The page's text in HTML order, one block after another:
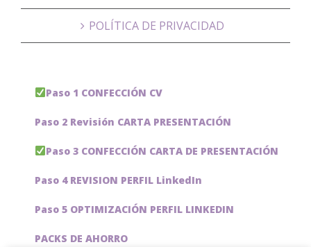
POLÍTICA DE PRIVACIDAD
Paso 1 CONFECCIÓN CV
Paso 2 Revisión CARTA PRESENTACIÓN
Paso 3 CONFECCIÓN CARTA DE PRESENTACIÓN
Paso 4 REVISION PERFIL LinkedIn
Paso 5 OPTIMIZACIÓN PERFIL LINKEDIN
PACKS DE AHORRO